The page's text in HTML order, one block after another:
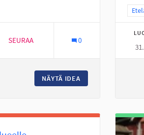
Seinäjoki
19 SEURAAJAA
SEURAA
TRAMPOLIINIPUISTO JA MUITA KESÄISIÄ
0
NÄYTÄ IDEA